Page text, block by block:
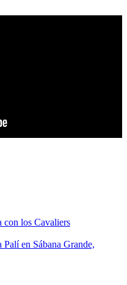
con los Cavaliers
en Sábana Grande,